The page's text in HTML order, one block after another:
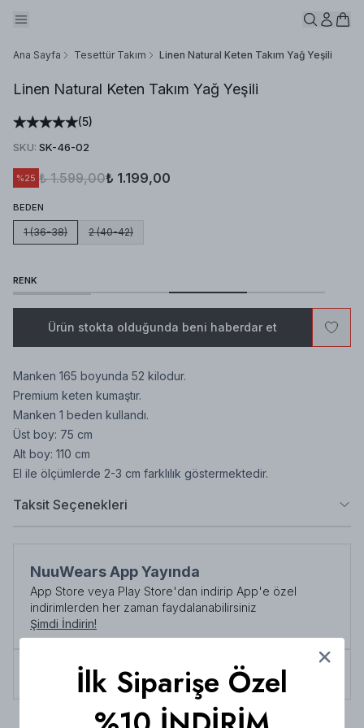
Ana Sayfa Tesettür Takım Linen Natural Keten Takım Yağ Yeşili
Linen Natural Keten Takım Yağ Yeşili
(5)
SKU: SK-46-02
%25 ₺ 1.599,00₺ 1.199,00
BEDEN
1 (36-38) 2 (40-42)
RENK
Ürün stokta olduğunda beni haberdar et
Manken 165 boyunda 52 kilodur.
Premium keten kumaştır.
Manken 1 beden kullandı.
Üst boy: 75 cm
Alt boy: 110 cm
El ile ölçümlerde 2-3 cm farklılık göstermektedir.
Taksit Seçenekleri
NuuWears App Yayında
App Store veya Play Store'dan indirip App'e özel
indirimlerden her zaman faydalanabilirsiniz
Şimdi İndirin!
Tüm siparişlerde 3000 TL üzeri kargo ücretsiz!
İlk Siparişe Özel